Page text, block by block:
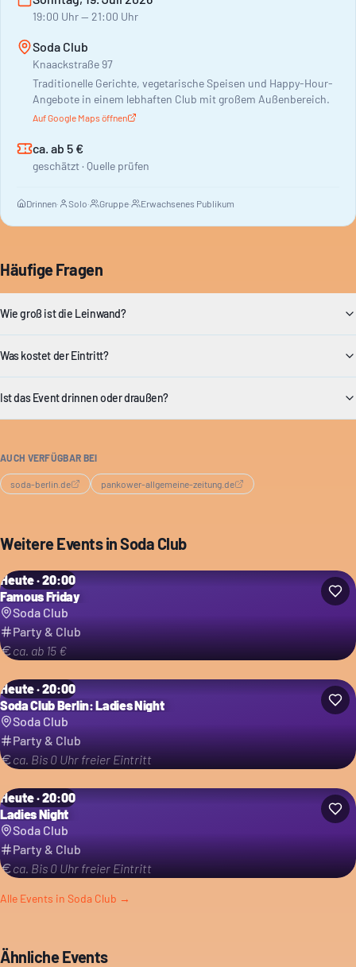
19:00 Uhr— 21:00 Uhr
Soda Club
Knaackstraße 97
Traditionelle Gerichte, vegetarische Speisen und Happy-Hour-
Angebote in einem lebhaften Club mit großem Außenbereich.
Auf Google Maps öffnen
ca. ab 5 €
geschätzt · Quelle prüfen
Drinnen· Solo· Gruppe· Erwachsenes Publikum
Häufige Fragen
Wie groß ist die Leinwand?
Was kostet der Eintritt?
Ist das Event drinnen oder draußen?
AUCH VERFÜGBAR BEI
soda-berlin.de pankower-allgemeine-zeitung.de
Weitere Events inSoda Club
Heute · 20:00
Famous Friday
Soda Club
Party & Club
ca. ab 15 €
Heute · 20:00
Soda Club Berlin: Ladies Night
Soda Club
Party & Club
ca. Bis 0 Uhr freier Eintritt
Heute · 20:00
Ladies Night
Soda Club
Party & Club
ca. Bis 0 Uhr freier Eintritt
Alle Events in Soda Club →
Ähnliche Events